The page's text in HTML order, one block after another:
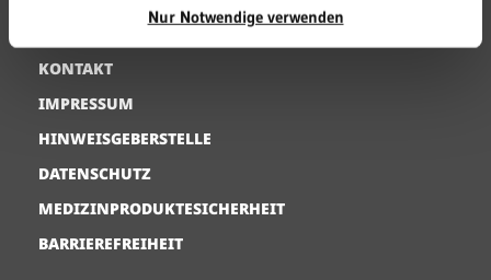
Nur Notwendige verwenden
KONTAKT
IMPRESSUM
HINWEISGEBERSTELLE
DATENSCHUTZ
MEDIZINPRODUKTESICHERHEIT
BARRIEREFREIHEIT